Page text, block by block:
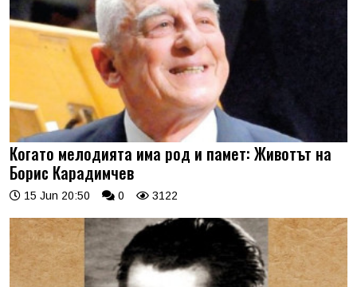
Когато мелодията има род и памет: Животът на
Борис Карадимчев
15 Jun 20:50 0 3122